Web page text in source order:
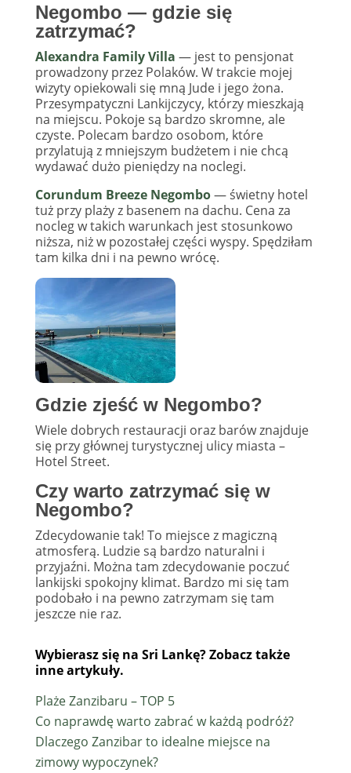
Negombo — gdzie się
zatrzymać?
Alexandra Family Villa — jest to pensjonat
prowadzony przez Polaków. W trakcie mojej
wizyty opiekowali się mną Jude i jego żona.
Przesympatyczni Lankijczycy, którzy mieszkają
na miejscu. Pokoje są bardzo skromne, ale
czyste. Polecam bardzo osobom, które
przylatują z mniejszym budżetem i nie chcą
wydawać dużo pieniędzy na noclegi.
Corundum Breeze Negombo— świetny hotel
tuż przy plaży z basenem na dachu. Cena za
nocleg w takich warunkach jest stosunkowo
niższa, niż w pozostałej części wyspy. Spędziłam
tam kilka dni i na pewno wrócę.
Gdzie zjeść w Negombo?
Wiele dobrych restauracji oraz barów znajduje
się przy głównej turystycznej ulicy miasta –
Hotel Street.
Czy warto zatrzymać się w
Negombo?
Zdecydowanie tak! To miejsce z magiczną
atmosferą. Ludzie są bardzo naturalni i
przyjaźni. Można tam zdecydowanie poczuć
lankijski spokojny klimat. Bardzo mi się tam
podobało i na pewno zatrzymam się tam
jeszcze nie raz.
Wybierasz się na Sri Lankę? Zobacz także
inne artykuły.
Plaże Zanzibaru – TOP 5
Co naprawdę warto zabrać w każdą podróż?
Dlaczego Zanzibar to idealne miejsce na
zimowy wypoczynek?